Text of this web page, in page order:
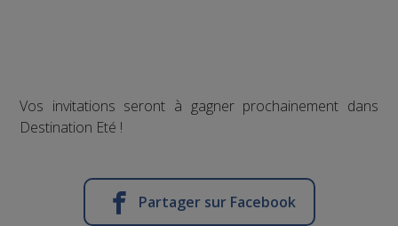
Vos invitations seront à gagner prochainement dans
Destination Eté !
Partager sur Facebook